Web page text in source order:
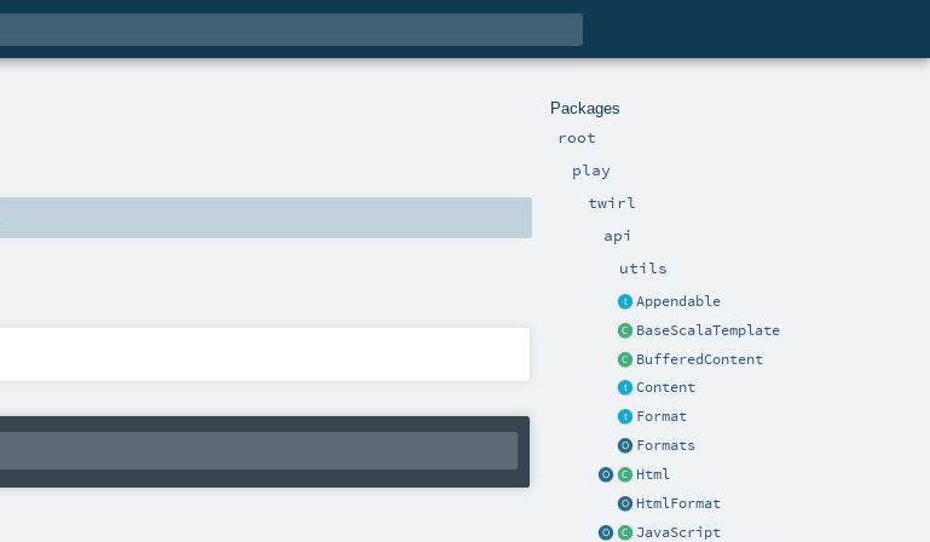
Packages
root
play
twirl
api
utils
Appendable
BaseScalaTemplate
BufferedContent
Content
Format
Formats
Html
HtmlFormat
JavaScript